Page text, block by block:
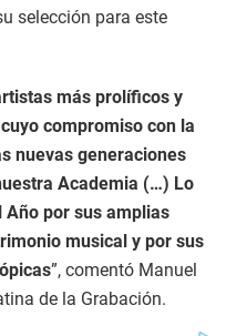
selección para este
más prolíficos y
compromiso con la
nuevas generaciones
Academia (…) Lo
por sus amplias
musical y por sus
”, comentó Manuel
de la Grabación.